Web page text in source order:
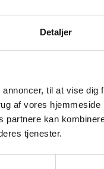
Detaljer
til at vise
af vores
partnere kan
tjenester.
10 på p. 4,5 mm.